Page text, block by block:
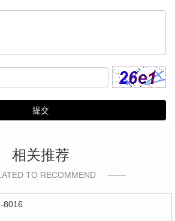
提交
相关推荐
TO RECOMMEND
8016